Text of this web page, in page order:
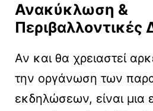
Ανακύκλωση &
Περιβαλλοντικές
Αν και θα χρειαστεί
την οργάνωση των
εκδηλώσεων, είναι μια